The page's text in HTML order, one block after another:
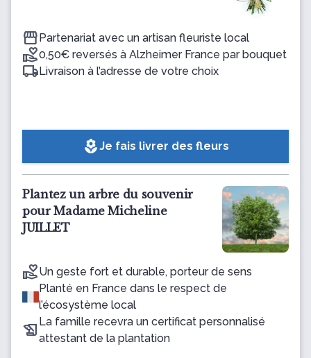
Partenariat avec un artisan fleuriste local
0,50€ reversés à Alzheimer France par bouquet
Livraison à l’adresse de votre choix
local_floristJe fais livrer des fleurs
Plantez un arbre du souvenir
pour Madame Micheline
JUILLET
Un geste fort et durable, porteur de sens
Planté en France dans le respect de
l’écosystème local
La famille recevra un certificat personnalisé
attestant de la plantation